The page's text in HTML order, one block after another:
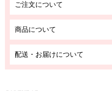
ご注文について
商品について
配送・お届けについて